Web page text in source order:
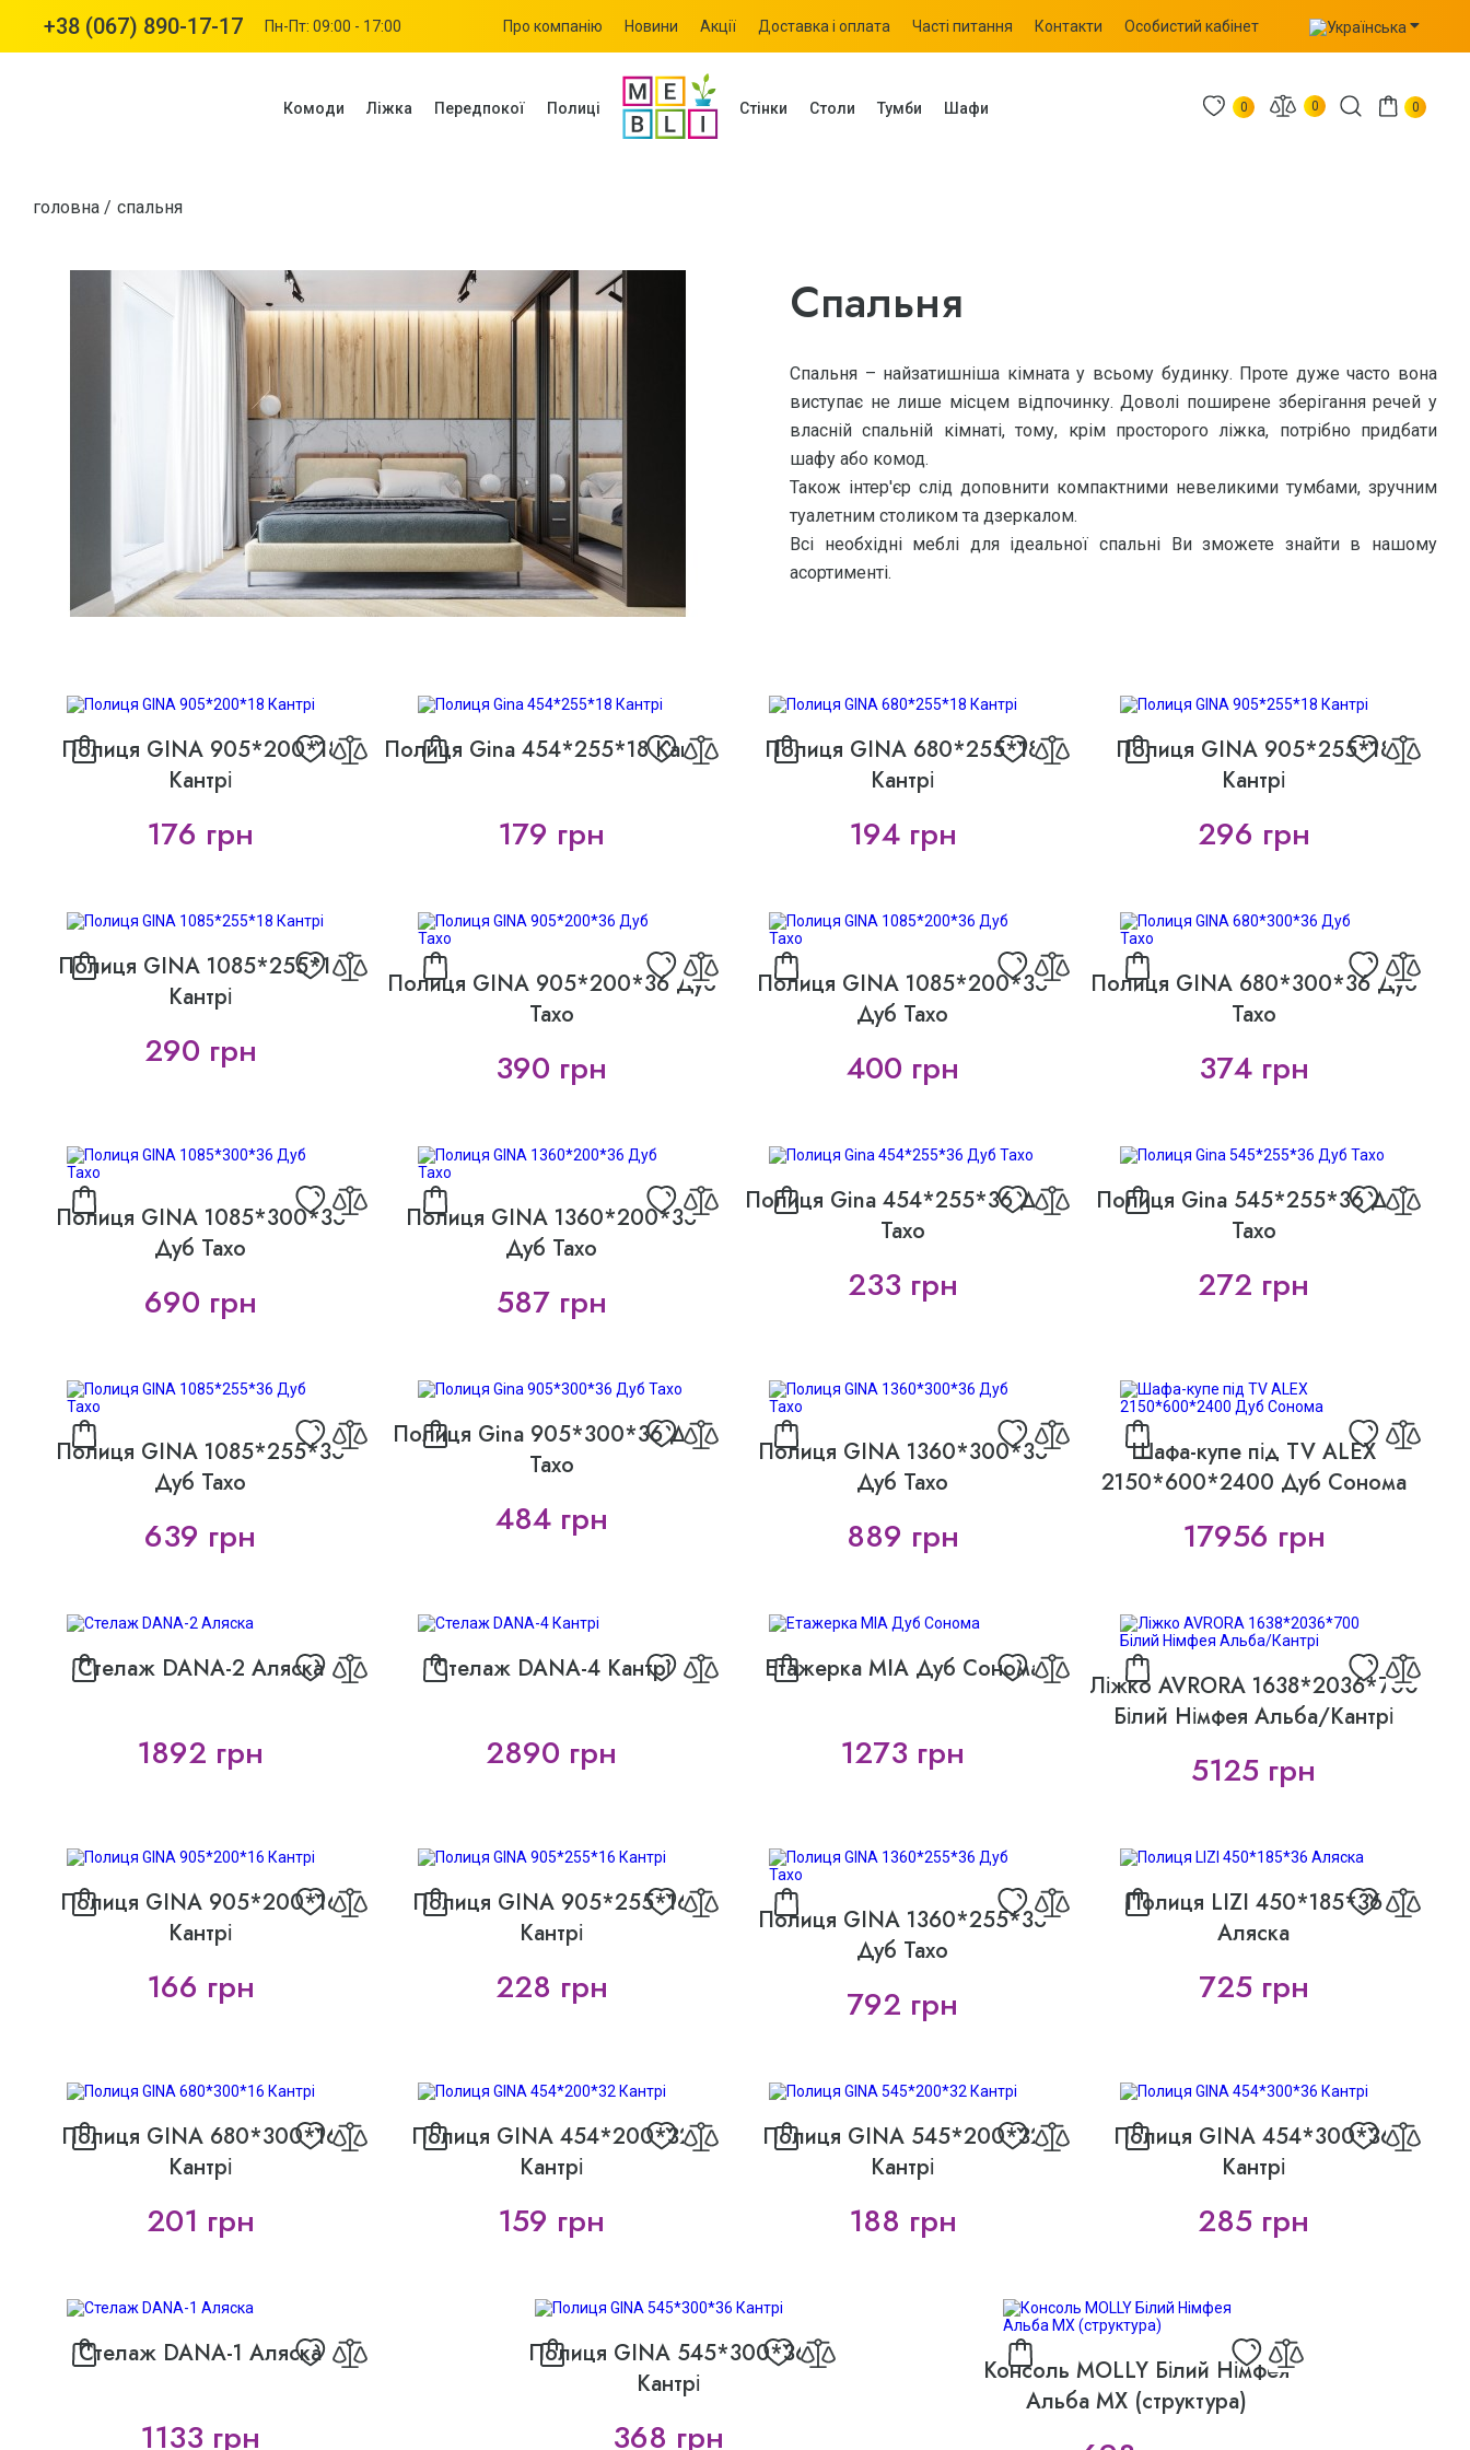
+38 (067) 890-17-17 Пн-Пт: 09:00 - 17:00 Про компанію Новини Акції Доставка і оплата Часті питання Контакти Особистий кабінет
Комоди Ліжка Передпокої Полиці Стінки Столи Тумби Шафи 0 0 0
головна спальня
Спальня
Спальня – найзатишніша кімната у всьому будинку. Проте дуже часто вона
виступає не лише місцем відпочинку. Доволі поширене зберігання речей у
власній спальній кімнаті, тому, крім просторого ліжка, потрібно придбати
шафу або комод.
Також інтер'єр слід доповнити компактними невеликими тумбами, зручним
туалетним столиком та дзеркалом.
Всі необхідні меблі для ідеальної спальні Ви зможете знайти в нашому
асортименті.
Полиця GINA 905*200*18
Кантрі
176 грн
Полиця Gina 454*255*18 Кантрі
179 грн
Полиця GINA 680*255*18
Кантрі
194 грн
Полиця GINA 905*255*18
Кантрі
296 грн
Полиця GINA 1085*255*18
Кантрі
290 грн
Полиця GINA 905*200*36 Дуб
Тахо
390 грн
Полиця GINA 1085*200*36
Дуб Тахо
400 грн
Полиця GINA 680*300*36 Дуб
Тахо
374 грн
Полиця GINA 1085*300*36
Дуб Тахо
690 грн
Полиця GINA 1360*200*36
Дуб Тахо
587 грн
Полиця Gina 454*255*36 Дуб
Тахо
233 грн
Полиця Gina 545*255*36 Дуб
Тахо
272 грн
Полиця GINA 1085*255*36
Дуб Тахо
639 грн
Полиця Gina 905*300*36 Дуб
Тахо
484 грн
Полиця GINA 1360*300*36
Дуб Тахо
889 грн
Шафа-купе під TV ALEX
2150*600*2400 Дуб Сонома
17956 грн
Стелаж DANA-2 Аляска
1892 грн
Стелаж DANA-4 Кантрі
2890 грн
Етажерка MIA Дуб Сонома
1273 грн
Ліжко AVRORA 1638*2036*700
Білий Німфея Альба/Кантрі
5125 грн
Полиця GINA 905*200*16
Кантрі
166 грн
Полиця GINA 905*255*16
Кантрі
228 грн
Полиця GINA 1360*255*36
Дуб Тахо
792 грн
Полиця LIZI 450*185*36
Аляска
725 грн
Полиця GINA 680*300*16
Кантрі
201 грн
Полиця GINA 454*200*32
Кантрі
159 грн
Полиця GINA 545*200*32
Кантрі
188 грн
Полиця GINA 454*300*36
Кантрі
285 грн
Стелаж DANA-1 Аляска
1133 грн
Полиця GINA 545*300*36
Кантрі
368 грн
Консоль MOLLY Білий Німфея
Альба MX (структура)